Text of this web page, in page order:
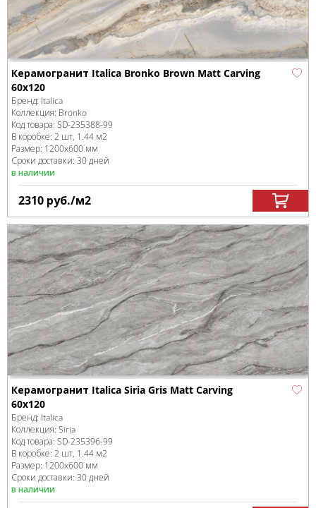
Керамогранит Italica Bronko Brown Matt Carving
60х120
Бренд: Italica
Коллекция: Bronko
Код товара: SD-235388-99
В коробке: 2 шт, 1.44 м2
Размер: 1200x600 мм
Сроки доставки: 30 дней
в наличии
2310 руб./м2
Керамогранит Italica Siria Gris Matt Carving
60х120
Бренд: Italica
Коллекция: Siria
Код товара: SD-235396-99
В коробке: 2 шт, 1.44 м2
Размер: 1200x600 мм
Сроки доставки: 30 дней
в наличии